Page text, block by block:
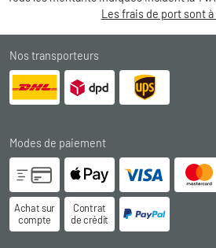
Les frais de port sont
Nos transporteurs
Modes de paiement
Achat sur
compte
Contrat
de crédit